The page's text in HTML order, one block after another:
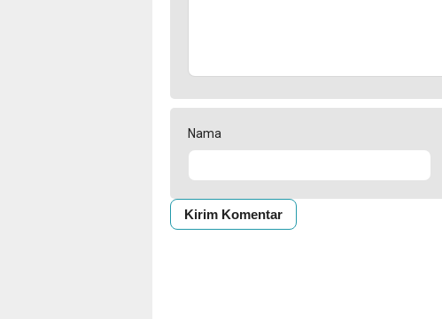
Nama